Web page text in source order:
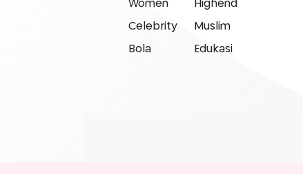
Women
Celebrity
Bola
Highend
Muslim
Edukasi